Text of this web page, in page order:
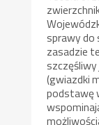
sprawy do
zasadzie
(gwiazdki
podstawę